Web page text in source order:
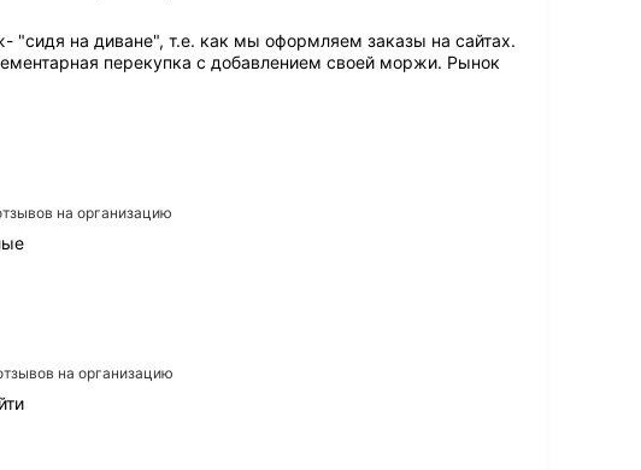
"сидя на диване", т.е. как мы оформляем заказы на сайтах.
перекупка с добавлением своей моржи. Рынок
на организацию
на организацию